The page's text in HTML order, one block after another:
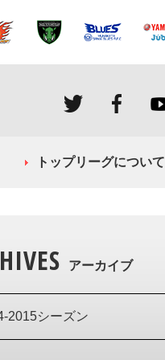
トップリーグについて
アーカイブ
2015シーズン